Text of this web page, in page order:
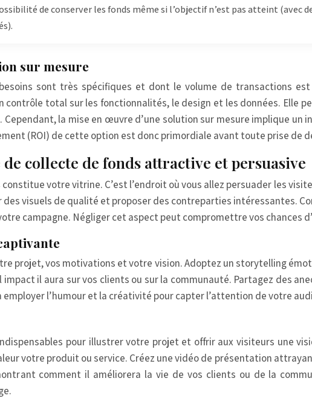
de conserver les fonds même si l’objectif n’est pas atteint (avec
sur mesure
sont très spécifiques et dont le volume de transactions
contrôle total sur les fonctionnalités, le design et les données. Elle
la mise en œuvre d’une solution sur mesure implique
(ROI) de cette option est donc primordiale avant toute prise de
collecte de fonds attractive et persuasive
votre vitrine. C’est l’endroit où vous allez persuader les
visuels de qualité et proposer des contreparties intéressantes.
campagne. Négliger cet aspect peut compromettre vos
projet, vos motivations et votre vision. Adoptez un storytelling
il aura sur vos clients ou sur la communauté. Partagez des
employer l’humour et la créativité pour capter l’attention de votre
pour illustrer votre projet et offrir aux visiteurs une
votre produit ou service. Créez une vidéo de présentation
comment il améliorera la vie de vos clients ou de la